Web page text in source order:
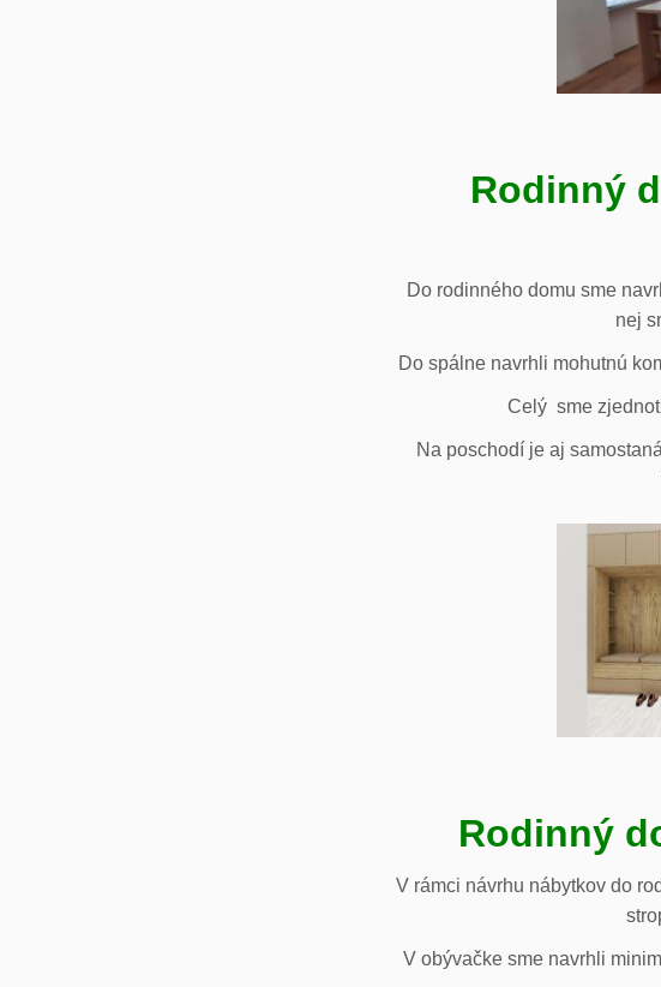
Rodinný
Do rodinného domu sme
nej
Do spálne navrhli mohutnú
Celý sme
Na poschodí je aj
Rodinný
V rámci návrhu nábytkov do
V obývačke sme navrhli